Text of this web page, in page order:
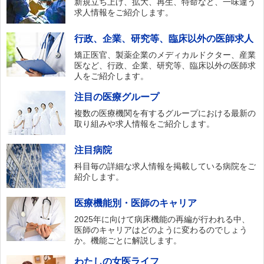
新規立ち上げ、拡大、再生、特命など、一味違う
求人情報をご紹介します。
行政、企業、研究等、臨床以外の医師求人
矯正医官、製薬企業のメディカルドクター、産業
医など、行政、企業、研究等、臨床以外の医師求
人をご紹介します。
注目の医療グループ
複数の医療機関を有するグループにおける最新の
取り組みや求人情報をご紹介します。
注目病院
科目毎の詳細な求人情報を掲載している病院をご
紹介します。
医療機能別・医師のキャリア
2025年に向けて病床機能の再編が行われる中、
医師のキャリアはどのように変わるのでしょう
か。機能ごとに解説します。
わたしの女医ライフ